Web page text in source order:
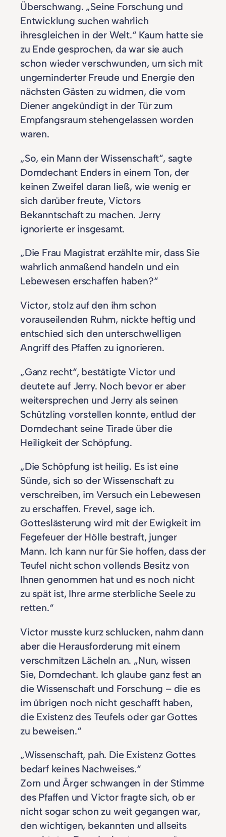
Überschwang. „Seine Forschung und
Entwicklung suchen wahrlich
ihresgleichen in der Welt.“ Kaum hatte sie
zu Ende gesprochen, da war sie auch
schon wieder verschwunden, um sich mit
ungeminderter Freude und Energie den
nächsten Gästen zu widmen, die vom
Diener angekündigt in der Tür zum
Empfangsraum stehengelassen worden
waren.
„So, ein Mann der Wissenschaft“, sagte
Domdechant Enders in einem Ton, der
keinen Zweifel daran ließ, wie wenig er
sich darüber freute, Victors
Bekanntschaft zu machen. Jerry
ignorierte er insgesamt.
„Die Frau Magistrat erzählte mir, dass Sie
wahrlich anmaßend handeln und ein
Lebewesen erschaffen haben?“
Victor, stolz auf den ihm schon
vorauseilenden Ruhm, nickte heftig und
entschied sich den unterschwelligen
Angriff des Pfaffen zu ignorieren.
„Ganz recht“, bestätigte Victor und
deutete auf Jerry. Noch bevor er aber
weitersprechen und Jerry als seinen
Schützling vorstellen konnte, entlud der
Domdechant seine Tirade über die
Heiligkeit der Schöpfung.
„Die Schöpfung ist heilig. Es ist eine
Sünde, sich so der Wissenschaft zu
verschreiben, im Versuch ein Lebewesen
zu erschaffen. Frevel, sage ich.
Gotteslästerung wird mit der Ewigkeit im
Fegefeuer der Hölle bestraft, junger
Mann. Ich kann nur für Sie hoffen, dass der
Teufel nicht schon vollends Besitz von
Ihnen genommen hat und es noch nicht
zu spät ist, Ihre arme sterbliche Seele zu
retten.“
Victor musste kurz schlucken, nahm dann
aber die Herausforderung mit einem
verschmitzen Lächeln an. „Nun, wissen
Sie, Domdechant. Ich glaube ganz fest an
die Wissenschaft und Forschung – die es
im übrigen noch nicht geschafft haben,
die Existenz des Teufels oder gar Gottes
zu beweisen.“
„Wissenschaft, pah. Die Existenz Gottes
bedarf keines Nachweises.“
Zorn und Ärger schwangen in der Stimme
des Pfaffen und Victor fragte sich, ob er
nicht sogar schon zu weit gegangen war,
den wichtigen, bekannten und allseits